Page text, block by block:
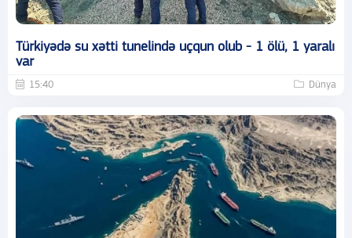
Türkiyədə su xətti tunelində uçqun olub - 1 ölü, 1 yaralı
var
15:40 Dünya